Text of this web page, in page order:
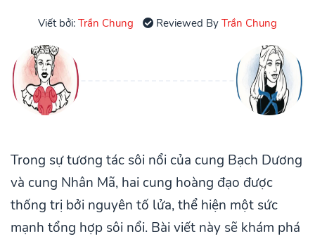
Viết bởi:Trần Chung Reviewed ByTrần Chung
Trong sự tương tác sôi nổi của cung Bạch Dương
và cung Nhân Mã, hai cung hoàng đạo được
thống trị bởi nguyên tố lửa, thể hiện một sức
mạnh tổng hợp sôi nổi. Bài viết này sẽ khám phá